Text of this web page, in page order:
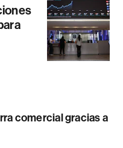
comercial gracias a